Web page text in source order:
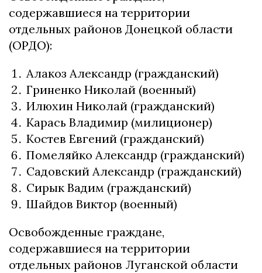
содержавшиеся на территории
отдельных районов Донецкой области
(ОРДО):
Алакоз Александр (гражданский)
Гриненко Николай (военный)
Илюхин Николай (гражданский)
Карась Владимир (милиционер)
Костев Евгений (гражданский)
Помеляйко Александр (гражданский)
Садовский Александр (гражданский)
Сирык Вадим (гражданский)
Шайдов Виктор (военный)
Освобожденные граждане,
содержавшиеся на территории
отдельных районов Луганской области